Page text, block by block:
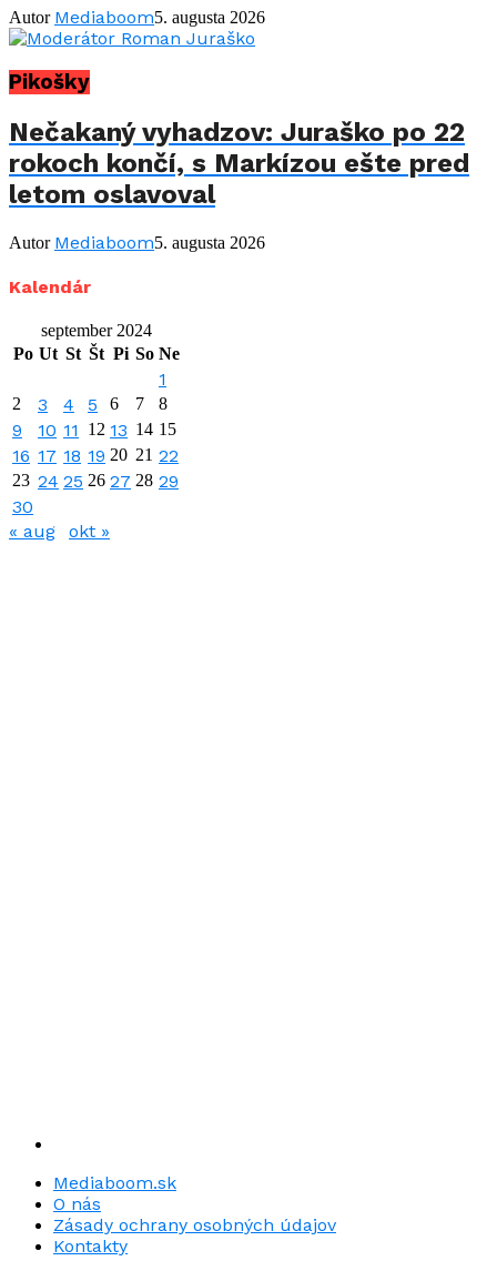
Autor Mediaboom5. augusta 2026
Pikošky
Nečakaný vyhadzov: Juraško po 22
rokoch končí, s Markízou ešte pred
letom oslavoval
Autor Mediaboom5. augusta 2026
Kalendár
september 2024
Po Ut St Št Pi So Ne
1
2 3 4 5 6 7 8
9 10 11 12 13 14 15
16 17 18 19 20 21 22
23 24 25 26 27 28 29
30
« aug
okt »
Mediaboom.sk
O nás
Zásady ochrany osobných údajov
Kontakty